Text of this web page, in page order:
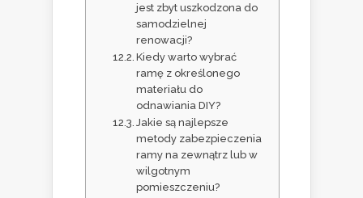
jest zbyt uszkodzona do
samodzielnej
renowacji?
Kiedy warto wybrać
ramę z określonego
materiału do
odnawiania DIY?
Jakie są najlepsze
metody zabezpieczenia
ramy na zewnątrz lub w
wilgotnym
pomieszczeniu?